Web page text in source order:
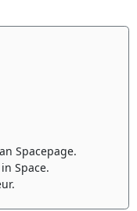
Spacepage.
Space.